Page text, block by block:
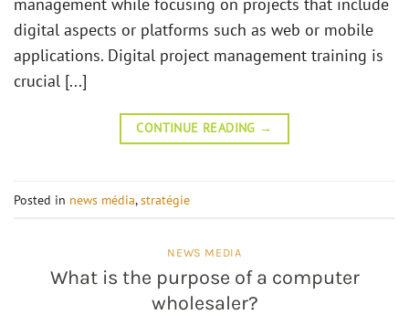
management while focusing on projects that include
digital aspects or platforms such as web or mobile
applications. Digital project management training is
crucial [...]
CONTINUE READING →
Posted in news média,stratégie
NEWS MEDIA
What is the purpose of a computer
wholesaler?